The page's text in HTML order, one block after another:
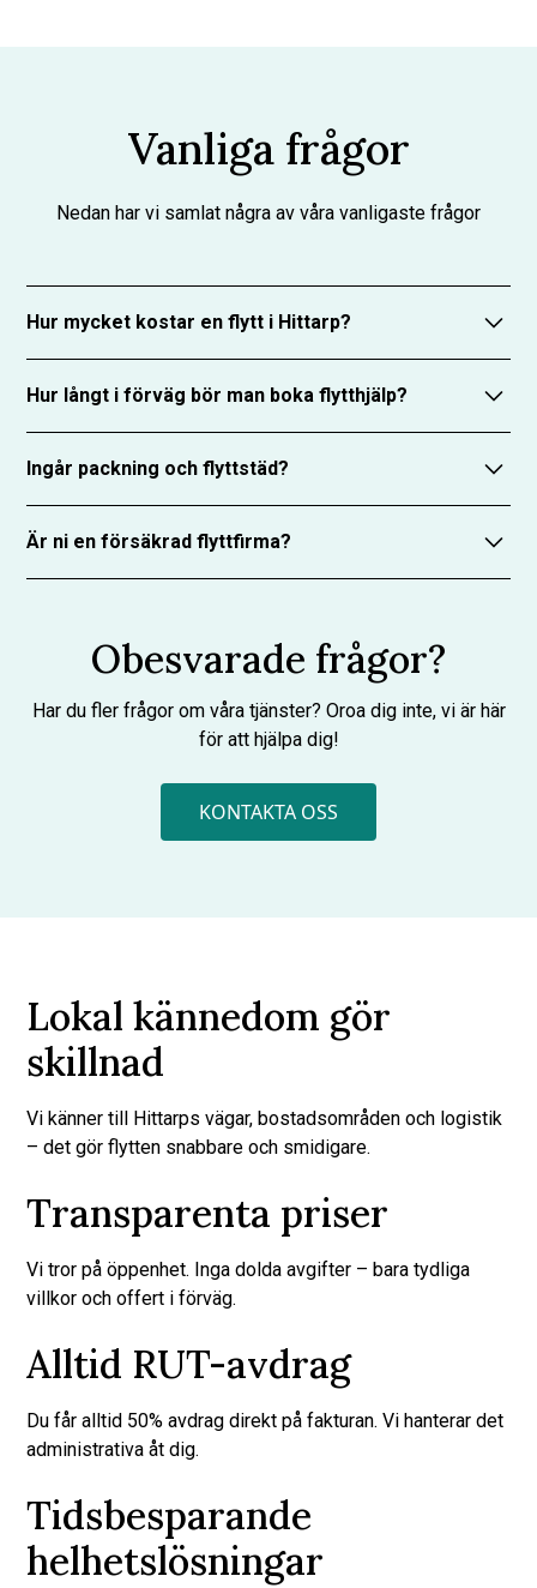
Vanliga frågor
Nedan har vi samlat några av våra vanligaste frågor
Hur mycket kostar en flytt i Hittarp?
en tydlig offert. Med RUT-avdrag blir det riktigt
prisvärt.
Hur långt i förväg bör man boka flytthjälp?
förväg. Men vi hjälper gärna till även med kort varsel.
Ingår packning och flyttstäd?
ordna via samarbetspartner – enkelt och smidigt.
Är ni en försäkrad flyttfirma?
Obesvarade frågor?
Har du fler frågor om våra tjänster? Oroa dig inte, vi är här
för att hjälpa dig!
KONTAKTA OSS
Lokal kännedom gör
skillnad
Vi känner till Hittarps vägar, bostadsområden och logistik
– det gör flytten snabbare och smidigare.
Transparenta priser
Vi tror på öppenhet. Inga dolda avgifter – bara tydliga
villkor och offert i förväg.
Alltid RUT-avdrag
Du får alltid 50% avdrag direkt på fakturan. Vi hanterar det
administrativa åt dig.
Tidsbesparande
helhetslösningar